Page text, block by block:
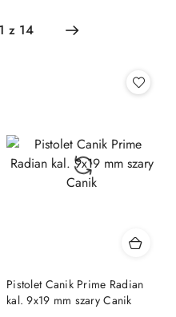
Pistolet Canik Prime Radian
kal. 9x19 mm szary Canik